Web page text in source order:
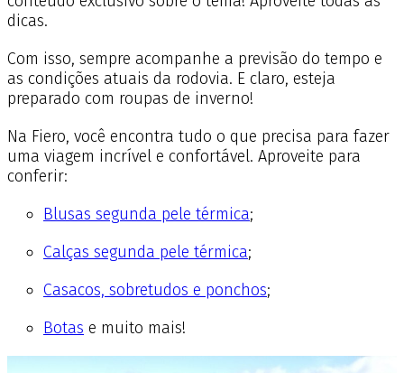
dicas.
Com isso, sempre acompanhe a previsão do tempo e
as condições atuais da rodovia. E claro, esteja
preparado com roupas de inverno!
Na Fiero, você encontra tudo o que precisa para fazer
uma viagem incrível e confortável. Aproveite para
conferir:
Blusas segunda pele térmica;
Calças segunda pele térmica;
Casacos, sobretudos e ponchos;
Botas e muito mais!